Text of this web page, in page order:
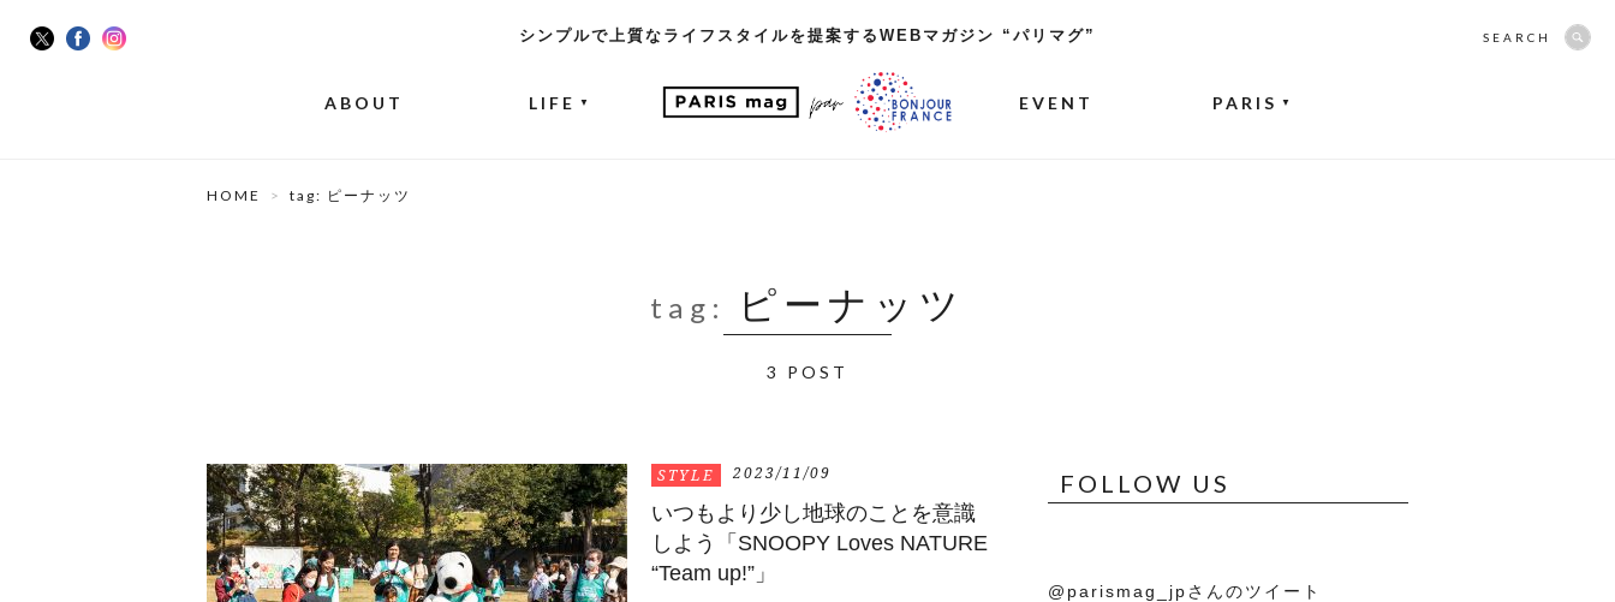
シンプルで上質なライフスタイルを提案するWEBマガジン “パリマグ”
ABOUT LIFE ▼ EVENT PARIS ▼
SEARCH
HOME tag: ピーナッツ
tag: ピーナッツ
3 POST
STYLE 2023/11/09
いつもより少し地球のことを意識
しよう「SNOOPY Loves NATURE
“Team up!”」
FOLLOW US
@parismag_jpさんのツイート